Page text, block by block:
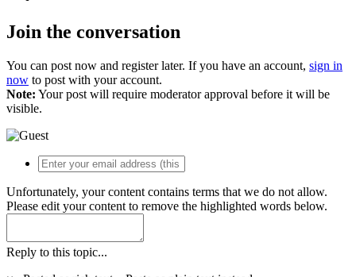
Join the conversation
You can post now and register later. If you have an account, sign in
now to post with your account.
Note: Your post will require moderator approval before it will be
visible.
Unfortunately, your content contains terms that we do not allow.
Please edit your content to remove the highlighted words below.
Reply to this topic...